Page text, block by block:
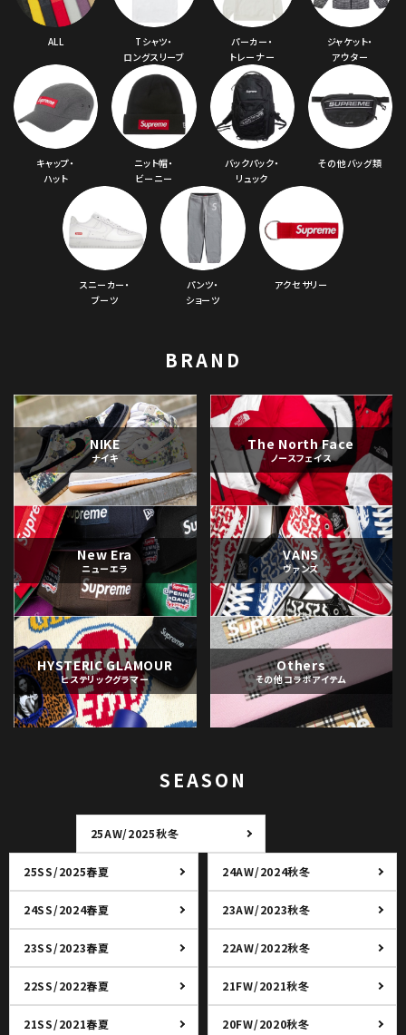
ALL
Tシャツ・
ロングスリーブ
パーカー・
トレーナー
ジャケット・
アウター
キャップ・
ハット
ニット帽・
ビーニー
バックパック・
リュック
その他バッグ類
スニーカー・
ブーツ
パンツ・
ショーツ
アクセサリー
BRAND
NIKE
ナイキ
The North Face
ノースフェイス
New Era
ニューエラ
VANS
ヴァンズ
HYSTERIC GLAMOUR
ヒステリックグラマー
Others
その他コラボアイテム
SEASON
25AW/2025秋冬
25SS/2025春夏 24AW/2024秋冬
24SS/2024春夏 23AW/2023秋冬
23SS/2023春夏 22AW/2022秋冬
22SS/2022春夏 21FW/2021秋冬
21SS/2021春夏 20FW/2020秋冬